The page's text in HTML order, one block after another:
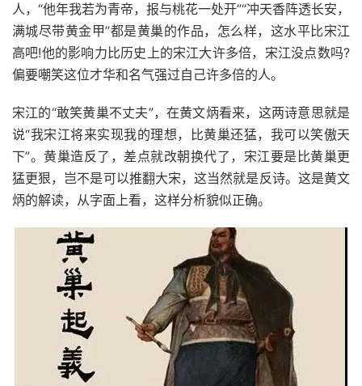
人，“他年我若为青帝，报与桃花一处开”“冲天香阵透长安，
满城尽带黄金甲”都是黄巢的作品，怎么样，这水平比宋江
高吧!他的影响力比历史上的宋江大许多倍，宋江没点数吗?
偏要嘲笑这位才华和名气强过自己许多倍的人。
宋江的“敢笑黄巢不丈夫”，在黄文炳看来，这两诗意思就是
说“我宋江将来实现我的理想，比黄巢还猛，我可以笑傲天
下”。黄巢造反了，差点就改朝换代了，宋江要是比黄巢更
猛更狠，岂不是可以推翻大宋，这当然就是反诗。这是黄文
炳的解读，从字面上看，这样分析貌似正确。